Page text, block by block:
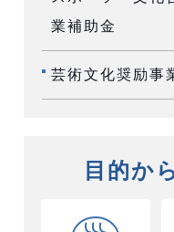
業補助金
芸術文化奨励事
目的か